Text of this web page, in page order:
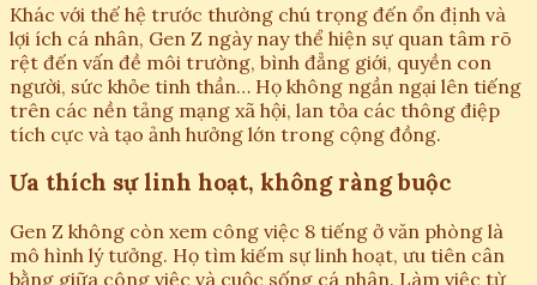
Khác với thế hệ trước thường chú trọng đến ổn định và
lợi ích cá nhân, Gen Z ngày nay thể hiện sự quan tâm rõ
rệt đến vấn đề môi trường, bình đẳng giới, quyền con
người, sức khỏe tinh thần… Họ không ngần ngại lên tiếng
trên các nền tảng mạng xã hội, lan tỏa các thông điệp
tích cực và tạo ảnh hưởng lớn trong cộng đồng.
Ưa thích sự linh hoạt, không ràng buộc
Gen Z không còn xem công việc 8 tiếng ở văn phòng là
mô hình lý tưởng. Họ tìm kiếm sự linh hoạt, ưu tiên cân
bằng giữa công việc và cuộc sống cá nhân. Làm việc từ